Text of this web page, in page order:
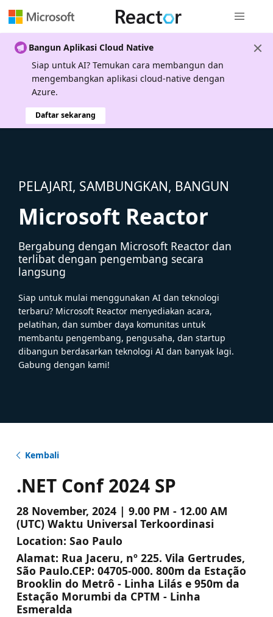
Bangun Aplikasi Cloud Native
Siap untuk AI? Temukan cara membangun dan
mengembangkan aplikasi cloud-native dengan
Azure.
Daftar sekarang
PELAJARI, SAMBUNGKAN, BANGUN
Microsoft Reactor
Bergabung dengan Microsoft Reactor dan
terlibat dengan pengembang secara
langsung
Siap untuk mulai menggunakan AI dan teknologi
terbaru? Microsoft Reactor menyediakan acara,
pelatihan, dan sumber daya komunitas untuk
membantu pengembang, pengusaha, dan startup
dibangun berdasarkan teknologi AI dan banyak lagi.
Gabung dengan kami!
Kembali
.NET Conf 2024 SP
28 November, 2024 | 9.00 PM - 12.00 AM
(UTC) Waktu Universal Terkoordinasi
Location: Sao Paulo
Alamat: Rua Jaceru, nº 225. Vila Gertrudes,
São Paulo.CEP: 04705-000. 800m da Estação
Brooklin do Metrô - Linha Lilás e 950m da
Estação Morumbi da CPTM - Linha
Esmeralda